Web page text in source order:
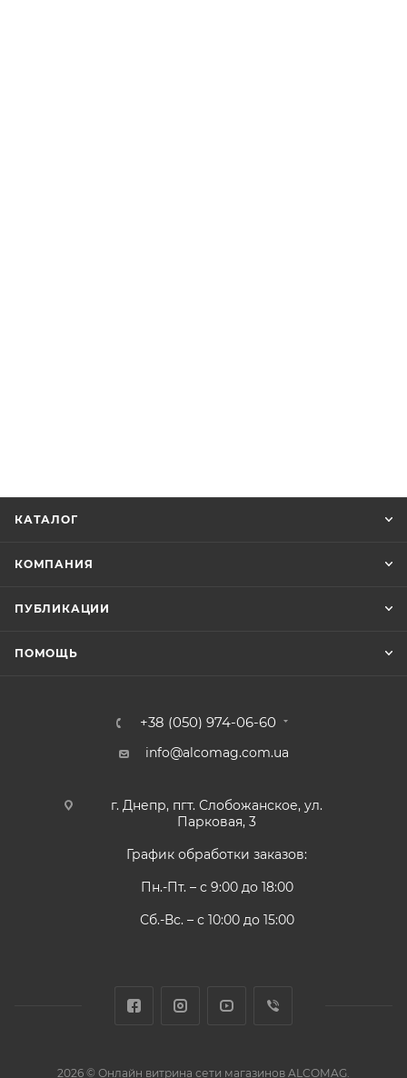
КАТАЛОГ
КОМПАНИЯ
ПУБЛИКАЦИИ
ПОМОЩЬ
+38 (050) 974-06-60
info@alcomag.com.ua
г. Днепр, пгт. Слобожанское, ул.
Парковая, 3
График обработки заказов:
Пн.-Пт. – с 9:00 до 18:00
Сб.-Вс. – с 10:00 до 15:00
2026 © Онлайн витрина сети магазинов ALCOMAG.